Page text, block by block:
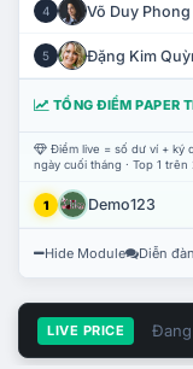
4 Võ Duy Phong
5 Đặng Kim
TỔNG ĐIỂM PAPER
Điểm live = số dư ví + ký
ngày cuối tháng · Top 1
1 Demo123
Hide Module Diễn đàn
LIVE PRICE